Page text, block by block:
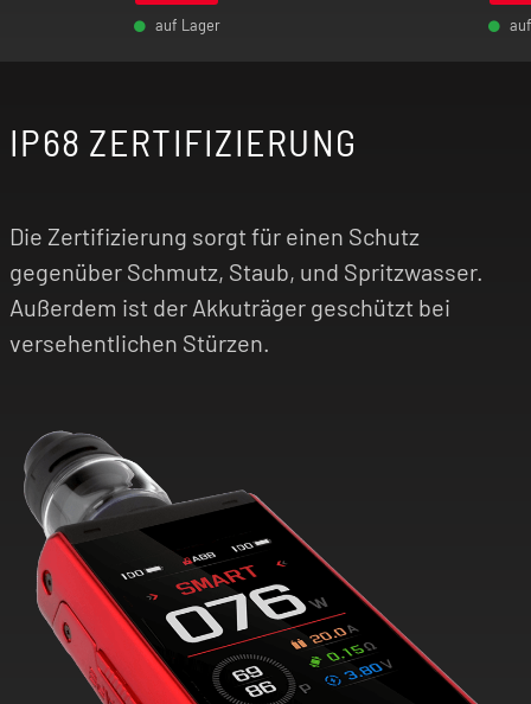
Das AEGIS Touch T200 + Z Sub Ohm 2021 Tank
auf Lager
IP68 ZERTIFIZIERUNG
Die Zertifizierung sorgt für einen Schutz
gegenüber Schmutz, Staub, und Spritzwasser.
Außerdem ist der Akkuträger geschützt bei
versehentlichen Stürzen.